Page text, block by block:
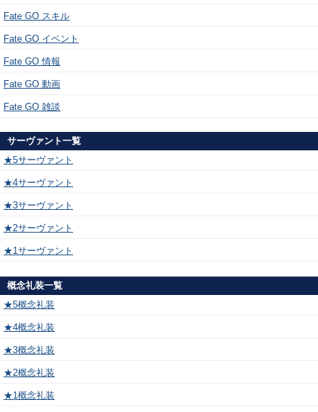
Fate GO スキル
Fate GO イベント
Fate GO 情報
Fate GO 動画
Fate GO 雑談
サーヴァント一覧
★5サーヴァント
★4サーヴァント
★3サーヴァント
★2サーヴァント
★1サーヴァント
概念礼装一覧
★5概念礼装
★4概念礼装
★3概念礼装
★2概念礼装
★1概念礼装